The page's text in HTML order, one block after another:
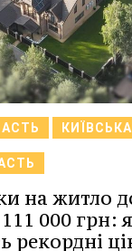
на житло
000 грн:
рекордні